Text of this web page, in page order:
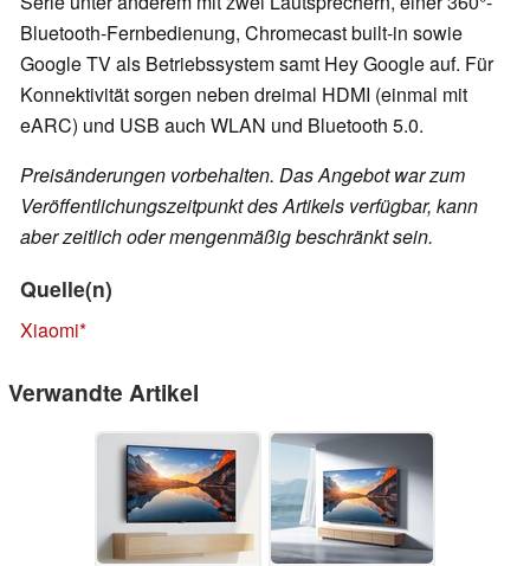
Bluetooth-Fernbedienung, Chromecast built-in sowie
Google TV als Betriebssystem samt Hey Google auf. Für
Konnektivität sorgen neben dreimal HDMI (einmal mit
eARC) und USB auch WLAN und Bluetooth 5.0.
Preisänderungen vorbehalten. Das Angebot war zum
Veröffentlichungszeitpunkt des Artikels verfügbar, kann
aber zeitlich oder mengenmäßig beschränkt sein.
Quelle(n)
Xiaomi
Verwandte Artikel